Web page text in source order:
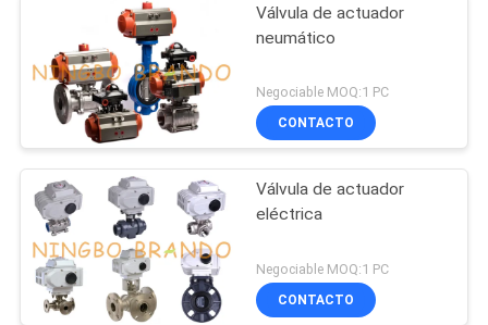
Válvula de actuador
neumático
Negociable MOQ:1 PC
CONTACTO
Válvula de actuador
eléctrica
Negociable MOQ:1 PC
CONTACTO